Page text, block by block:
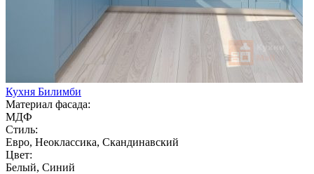
Кухня Билимби
Материал фасада:
МДФ
Стиль:
Евро, Неоклассика, Скандинавский
Цвет:
Белый, Синий